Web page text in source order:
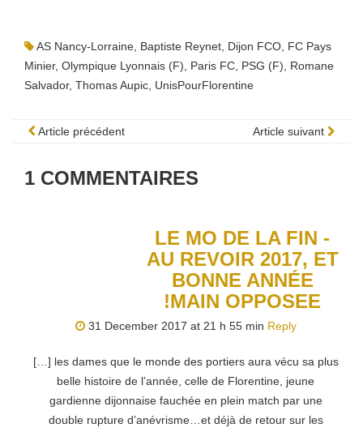
AS Nancy-Lorraine, Baptiste Reynet, Dijon FCO, FC Pays
Minier, Olympique Lyonnais (F), Paris FC, PSG (F), Romane
Salvador, Thomas Aupic, UnisPourFlorentine
Article précédent Article suivant
1 COMMENTAIRES
LE MO DE LA FIN -
AU REVOIR 2017, ET
BONNE ANNÉE
!MAIN OPPOSEE
31 December 2017 at 21 h 55 min Reply
[…] les dames que le monde des portiers aura vécu sa plus
belle histoire de l’année, celle de Florentine, jeune
gardienne dijonnaise fauchée en plein match par une
double rupture d’anévrisme…et déjà de retour sur les